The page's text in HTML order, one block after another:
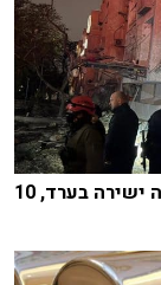
כשל ביירוט: "חץ" החטיא: 88 פצועים בפגיעה ישירה בערד, 10